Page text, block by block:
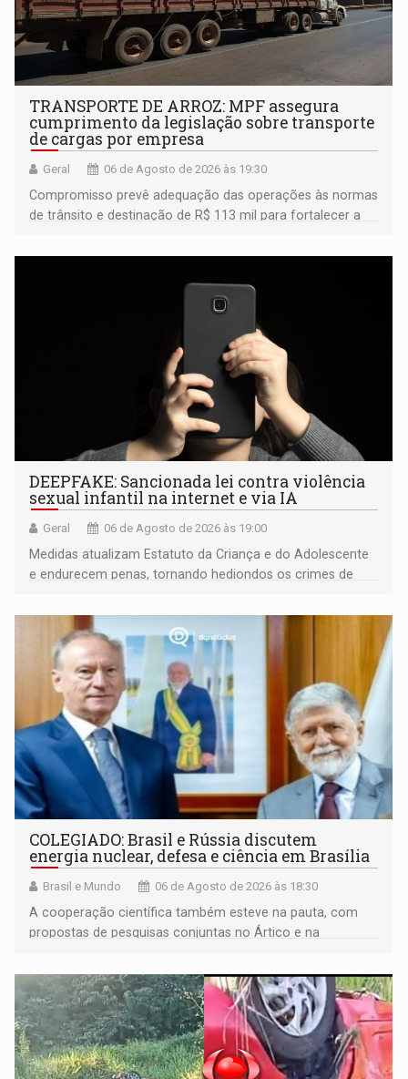
TRANSPORTE DE ARROZ: MPF assegura
cumprimento da legislação sobre transporte
de cargas por empresa
Geral 06 de Agosto de 2026 às 19:30
Compromisso prevê adequação das operações às normas
de trânsito e destinação de R$ 113 mil para fortalecer a
DEEPFAKE: Sancionada lei contra violência
sexual infantil na internet e via IA
Geral 06 de Agosto de 2026 às 19:00
Medidas atualizam Estatuto da Criança e do Adolescente
e endurecem penas, tornando hediondos os crimes de
COLEGIADO: Brasil e Rússia discutem
energia nuclear, defesa e ciência em Brasília
Brasil e Mundo 06 de Agosto de 2026 às 18:30
A cooperação científica também esteve na pauta, com
propostas de pesquisas conjuntas no Ártico e na